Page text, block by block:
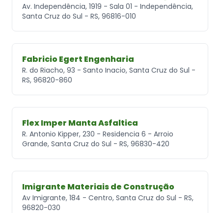
Av. Independência, 1919 - Sala 01 - Independência,
Santa Cruz do Sul - RS, 96816-010
Fabricio Egert Engenharia
R. do Riacho, 93 - Santo Inacio, Santa Cruz do Sul -
RS, 96820-860
Flex Imper Manta Asfaltica
R. Antonio Kipper, 230 - Residencia 6 - Arroio
Grande, Santa Cruz do Sul - RS, 96830-420
Imigrante Materiais de Construção
Av Imigrante, 184 - Centro, Santa Cruz do Sul - RS,
96820-030